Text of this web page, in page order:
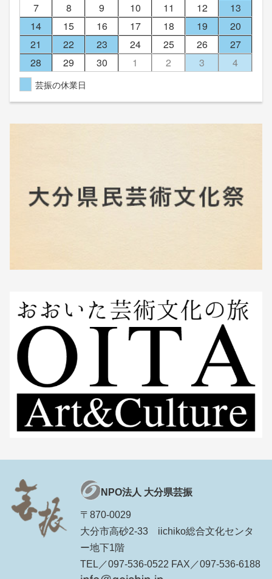
7
8 9 10 11 12
13
14
15 16 17 18 19
20
21
22 23 24 25 26
27
28
29 30 1 2 3 4
芸振の休業日
NPO法人 大分県芸振
〒870-0029
大分市高砂2-33 iichiko総合文化センタ
ー地下1階
TEL／097-536-0522 FAX／097-536-6188